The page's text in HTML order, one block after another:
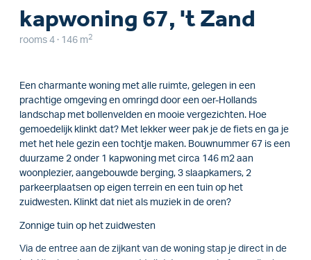
kapwoning 67, 't Zand
rooms 4 · 146 m 2
Een charmante woning met alle ruimte, gelegen in een
prachtige omgeving en omringd door een oer-Hollands
landschap met bollenvelden en mooie vergezichten. Hoe
gemoedelijk klinkt dat? Met lekker weer pak je de fiets en ga je
met het hele gezin een tochtje maken. Bouwnummer 67 is een
duurzame 2 onder 1 kapwoning met circa 146 m2 aan
woonplezier, aangebouwde berging, 3 slaapkamers, 2
parkeerplaatsen op eigen terrein en een tuin op het
zuidwesten. Klinkt dat niet als muziek in de oren?
Zonnige tuin op het zuidwesten
Via de entree aan de zijkant van de woning stap je direct in de